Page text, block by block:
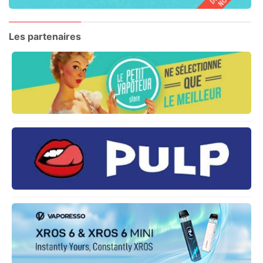
Les partenaires